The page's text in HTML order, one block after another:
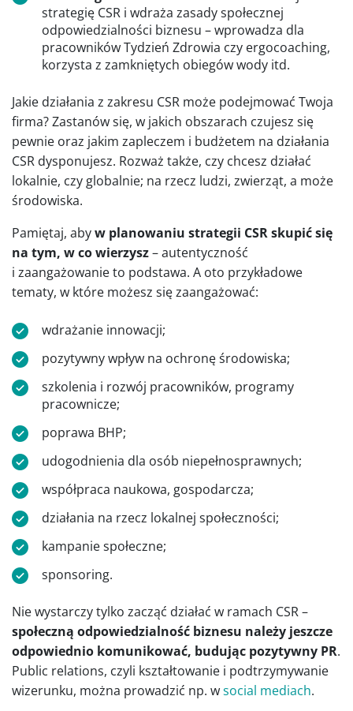
strategię CSR i wdraża zasady społecznej
odpowiedzialności biznesu – wprowadza dla
pracowników Tydzień Zdrowia czy ergocoaching,
korzysta z zamkniętych obiegów wody itd.
Jakie działania z zakresu CSR może podejmować Twoja
firma? Zastanów się, w jakich obszarach czujesz się
pewnie oraz jakim zapleczem i budżetem na działania
CSR dysponujesz. Rozważ także, czy chcesz działać
lokalnie, czy globalnie; na rzecz ludzi, zwierząt, a może
środowiska.
Pamiętaj, abyw planowaniu strategii CSR skupić się
na tym, w co wierzysz– autentyczność
i zaangażowanie to podstawa. A oto przykładowe
tematy, w które możesz się zaangażować:
wdrażanie innowacji;
pozytywny wpływ na ochronę środowiska;
szkolenia i rozwój pracowników, programy
pracownicze;
poprawa BHP;
udogodnienia dla osób niepełnosprawnych;
współpraca naukowa, gospodarcza;
działania na rzecz lokalnej społeczności;
kampanie społeczne;
sponsoring.
Nie wystarczy tylko zacząć działać w ramach CSR –
społeczną odpowiedzialność biznesu należy jeszcze
odpowiednio komunikować, budując pozytywny PR.
Public relations, czyli kształtowanie i podtrzymywanie
wizerunku, można prowadzić np. wsocial mediach.